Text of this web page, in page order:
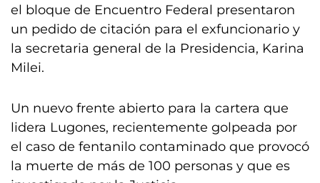
el bloque de Encuentro Federal presentaron
un pedido de citación para el exfuncionario y
la secretaria general de la Presidencia, Karina
Milei.
Un nuevo frente abierto para la cartera que
lidera Lugones, recientemente golpeada por
el caso de fentanilo contaminado que provocó
la muerte de más de 100 personas y que es